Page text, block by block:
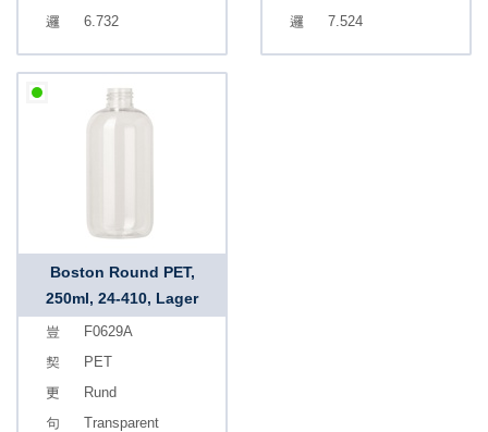
6.732
7.524
Boston Round PET,
250ml, 24-410, Lager
F0629A
PET
Rund
Transparent